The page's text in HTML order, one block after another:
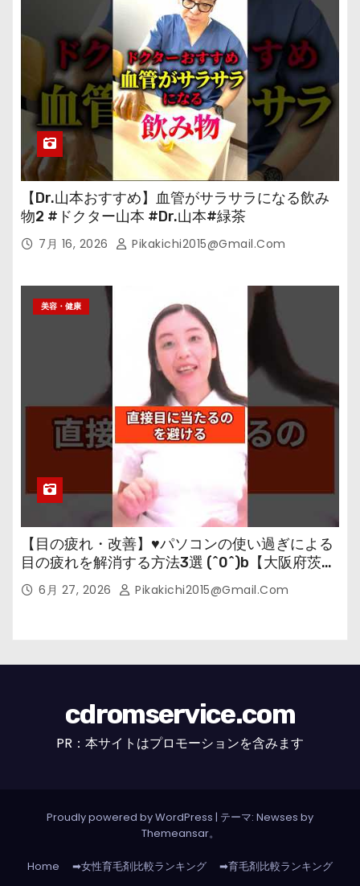
【Dr.山本おすすめ】血管がサラサラになる飲み
物2 #ドクター山本 #Dr.山本#緑茶
7月 16, 2026 Pikakichi2015@gmail.com
美容・健康
【目の疲れ・改善】♥パソコンの使い過ぎによる
目の疲れを解消する方法3選 (^0^)b【大阪府茨木
市の女性・美容鍼灸・整体師が教えます。】
6月 27, 2026 Pikakichi2015@gmail.com
cdromservice.com
PR：本サイトはプロモーションを含みます
Proudly powered by WordPress | テーマ: Newses by
Themeansar。
Home ➡女性育毛剤比較ランキング ➡育毛剤比較ランキング